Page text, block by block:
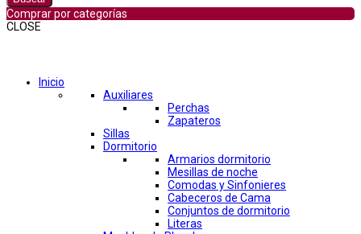
Comprar por categorías
CLOSE
Inicio
Auxiliares
Perchas
Zapateros
Sillas
Dormitorio
Armarios dormitorio
Mesillas de noche
Comodas y Sinfonieres
Cabeceros de Cama
Conjuntos de dormitorio
Literas